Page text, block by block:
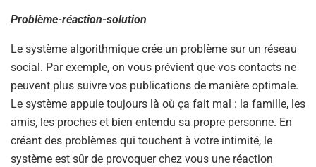
Problème-réaction-solution
Le système algorithmique crée un problème sur un réseau
social. Par exemple, on vous prévient que vos contacts ne
peuvent plus suivre vos publications de manière optimale.
Le système appuie toujours là où ça fait mal : la famille, les
amis, les proches et bien entendu sa propre personne. En
créant des problèmes qui touchent à votre intimité, le
système est sûr de provoquer chez vous une réaction